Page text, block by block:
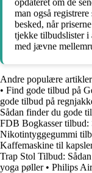
opdateret om de
man også
besked, når
tjekke tilbudslister i
med jævne
Andre populære
• Find gode tilbud på
gode tilbud på
Sådan finder du gode
FDB Bogkasser tilbud:
Nikotintyggegummi
Kaffemaskine til
Trap Stol Tilbud:
yoga pøller• Philips